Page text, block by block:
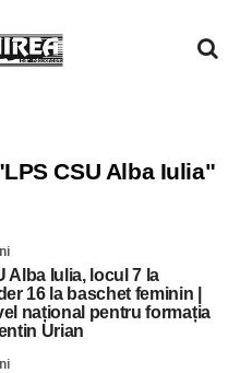
CSU Alba Iulia"
Alba Iulia, locul 7 la
16 la baschet feminin |
național pentru formația
Urian